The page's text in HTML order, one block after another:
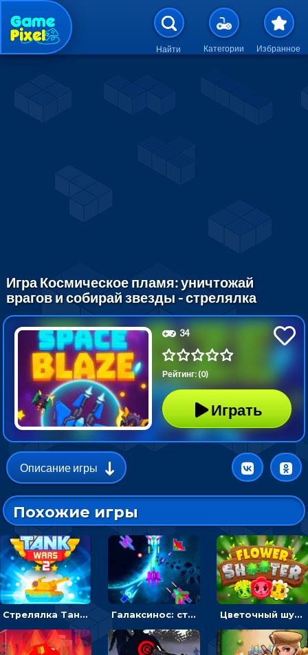
Перейти к основному
Найти Категории Избранное
Игра Космическое пламя: уничтожай
врагов и собирай звезды - стрелялка
34
Рейтинг: (0)
Играть
Описание игры
Похожие игры
Стрелялка Танковые войны: бить по танку врага, чтобы уничтожить зло Галаксинос: стрелялка в космосе по врагам Цветочный шутер: стрелять пчелками по цветам